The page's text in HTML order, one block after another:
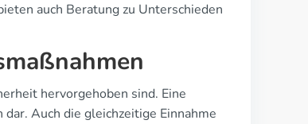
auch Beratung zu Unterschieden
hervorgehoben sind. Eine
Auch die gleichzeitige Einnahme